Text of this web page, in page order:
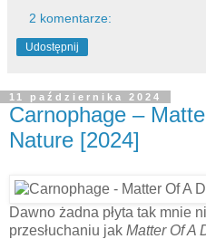
2 komentarze:
Udostępnij
11 października 2024
Carnophage –
Nature [2024]
Dawno żadna płyta tak mnie
przesłuchaniu jak Matter Of A